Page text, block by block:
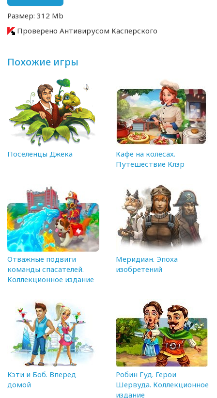
Размер: 312 Mb
Проверено Антивирусом Касперского
Похожие игры
Поселенцы Джека
Кафе на колесах.
Путешествие Клэр
Отважные подвиги
команды спасателей.
Коллекционное издание
Меридиан. Эпоха
изобретений
Кэти и Боб. Вперед
домой
Робин Гуд. Герои
Шервуда. Коллекционное
издание